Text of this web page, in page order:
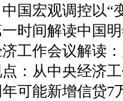
国宏观调控以“
时间解读中国
工作会议解读
：从中央经济
可能新增信贷7